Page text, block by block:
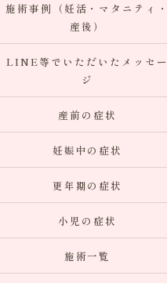
施術事例（妊活・マタニティ・
産後）
LINE等でいただいたメッセー
ジ
産前の症状
妊娠中の症状
更年期の症状
小児の症状
施術一覧